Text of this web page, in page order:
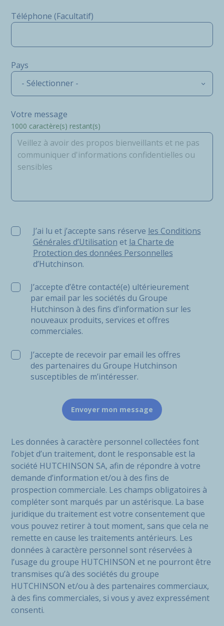
Téléphone (Facultatif)
Pays
- Sélectionner -
Votre message
1000 caractère(s) restant(s)
J’ai lu et j’accepte sans réserve les Conditions
J’ai lu et j’accepte sans réserve les Conditions
Générales d’Utilisation et la Charte de
Protection des données Personnelles
d’Hutchinson.
J’accepte d’être contacté(e) ultérieurement
par email par les sociétés du Groupe
Hutchinson à des fins d’information sur les
nouveaux produits, services et offres
commerciales.
J’accepte de recevoir par email les offres
des partenaires du Groupe Hutchinson
susceptibles de m’intéresser.
Les données à caractère personnel collectées font
l’objet d’un traitement, dont le responsable est la
société HUTCHINSON SA, afin de répondre à votre
demande d’information et/ou à des fins de
prospection commerciale. Les champs obligatoires à
compléter sont marqués par un astérisque. La base
juridique du traitement est votre consentement que
vous pouvez retirer à tout moment, sans que cela ne
remette en cause les traitements antérieurs. Les
données à caractère personnel sont réservées à
l’usage du groupe HUTCHINSON et ne pourront être
transmises qu’à des sociétés du groupe
HUTCHINSON et/ou à des partenaires commerciaux,
à des fins commerciales, si vous y avez expressément
consenti.